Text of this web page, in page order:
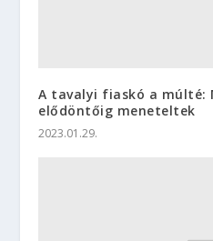
A tavalyi fiaskó a múlté:
elődöntőig meneteltek
2023.01.29.